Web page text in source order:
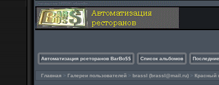
Автоматизация рсеторанов BarBo$$ Список альбомов
Главная > Галереи пользователей > brassl (brassl@mail.ru) > Красный